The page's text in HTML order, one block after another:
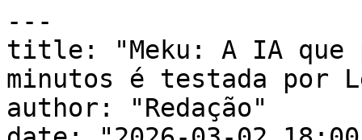
---
title: "Meku: A IA que
minutos é testada por
author: "Redação"